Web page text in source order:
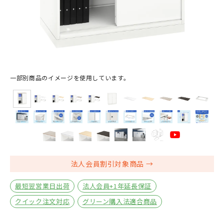
一部別商品のイメージを使用しています。
法人会員割引対象商品
最短翌営業日出荷
法人会員+1年延長保証
クイック注文対応
グリーン購入法適合商品